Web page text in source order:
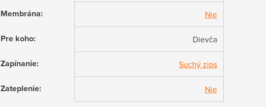
Membrána: Nie
Pre koho: Dievča
Zapínanie: Suchý zips
Zateplenie: Nie